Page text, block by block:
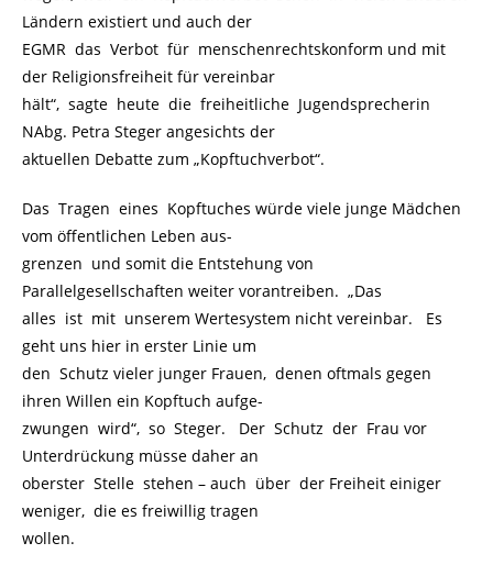
Ländern existiert und auch der
EGMR das Verbot für menschenrechtskonform und mit
der Religionsfreiheit für vereinbar
hält“, sagte heute die freiheitliche Jugendsprecherin
NAbg. Petra Steger angesichts der
aktuellen Debatte zum „Kopftuchverbot“.
Das Tragen eines Kopftuches würde viele junge Mädchen
vom öffentlichen Leben aus-
grenzen und somit die Entstehung von
Parallelgesellschaften weiter vorantreiben. „Das
alles ist mit unserem Wertesystem nicht vereinbar. Es
geht uns hier in erster Linie um
den Schutz vieler junger Frauen, denen oftmals gegen
ihren Willen ein Kopftuch aufge-
zwungen wird“, so Steger. Der Schutz der Frau vor
Unterdrückung müsse daher an
oberster Stelle stehen – auch über der Freiheit einiger
weniger, die es freiwillig tragen
wollen.